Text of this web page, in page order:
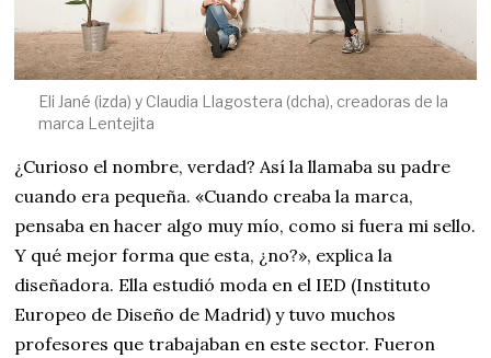
Eli Jané (izda) y Claudia Llagostera (dcha), creadoras de la
marca Lentejita
¿Curioso el nombre, verdad? Así la llamaba su padre
cuando era pequeña. «Cuando creaba la marca,
pensaba en hacer algo muy mío, como si fuera mi sello.
Y qué mejor forma que esta, ¿no?», explica la
diseñadora. Ella estudió moda en el IED (Instituto
Europeo de Diseño de Madrid) y tuvo muchos
profesores que trabajaban en este sector. Fueron